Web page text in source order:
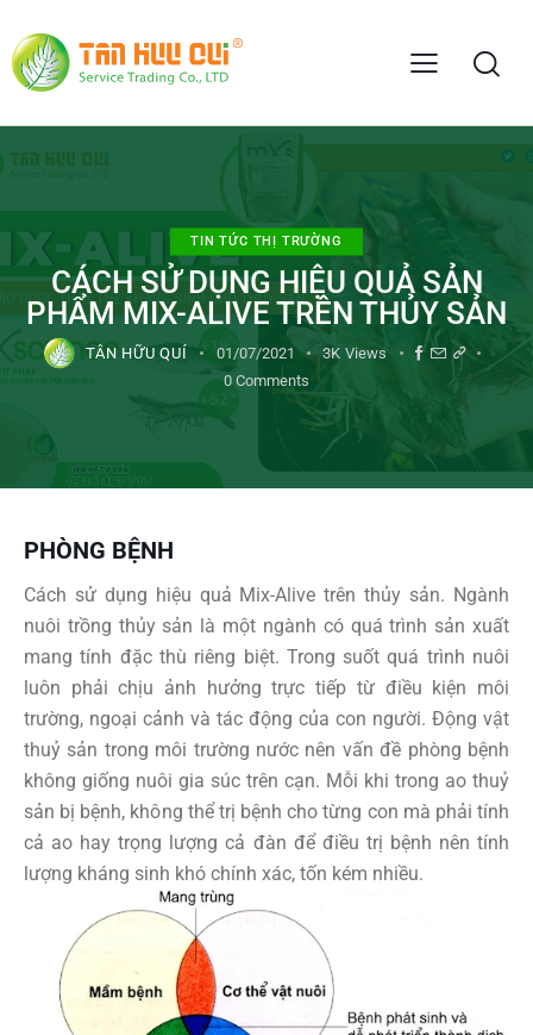
TIN TỨC THỊ TRƯỜNG
CÁCH SỬ DỤNG HIỆU QUẢ SẢN
PHẨM MIX-ALIVE TRÊN THỦY SẢN
TÂN HỮU QUÍ 01/07/2021 3K Views
0 Comments
PHÒNG BỆNH
Cách sử dụng hiệu quả Mix-Alive trên thủy sản. Ngành
nuôi trồng thủy sản là một ngành có quá trình sản xuất
mang tính đặc thù riêng biệt. Trong suốt quá trình nuôi
luôn phải chịu ảnh hưởng trực tiếp từ điều kiện môi
trường, ngoại cảnh và tác động của con người. Động vật
thuỷ sản trong môi trường nước nên vấn đề phòng bệnh
không giống nuôi gia súc trên cạn. Mỗi khi trong ao thuỷ
sản bị bệnh, không thể trị bệnh cho từng con mà phải tính
cả ao hay trọng lượng cả đàn để điều trị bệnh nên tính
lượng kháng sinh khó chính xác, tốn kém nhiều.